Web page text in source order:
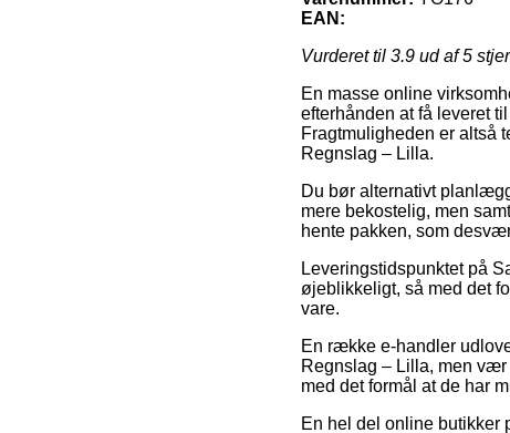
EAN:
Vurderet til 3.9 ud af 5
En masse online
efterhånden at få leveret
Fragtmuligheden er altså
Regnslag – Lilla.
Du bør alternativt
mere bekostelig, men
hente pakken, som
Leveringstidspunktet på
øjeblikkeligt, så med det
vare.
En række e-handler
Regnslag – Lilla, men
med det formål at de har
En hel del online butikker